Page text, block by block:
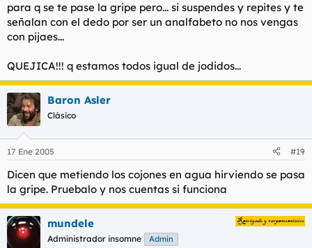
para q se te pase la gripe pero... si suspendes y repites y te
señalan con el dedo por ser un analfabeto no nos vengas
con pijaes...
QUEJICA!!! q estamos todos igual de jodidos...
Baron Asler
Clásico
17 Ene 2005 #19
Dicen que metiendo los cojones en agua hirviendo se pasa
la gripe. Pruebalo y nos cuentas si funciona
mundele
Administrador insomne Admin